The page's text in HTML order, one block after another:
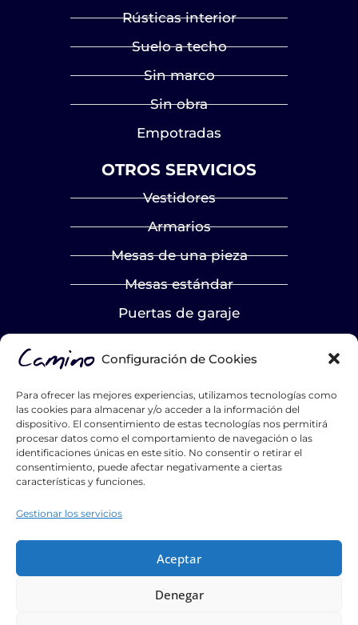
Configuración de Cookies
Para ofrecer las mejores experiencias, utilizamos tecnologías como
las cookies para almacenar y/o acceder a la información del
dispositivo. El consentimiento de estas tecnologías nos permitirá
procesar datos como el comportamiento de navegación o las
identificaciones únicas en este sitio. No consentir o retirar el
consentimiento, puede afectar negativamente a ciertas
características y funciones.
Gestionar los servicios
Aceptar
Denegar
Rústicas interior
Suelo a techo
Sin marco
Sin obra
Empotradas
OTROS SERVICIOS
Vestidores
Armarios
Mesas de una pieza
Mesas estándar
Puertas de garaje
LA EMPRESA
Proyectos
Blog
Contacto
Hazte distribuidor
List Title #2